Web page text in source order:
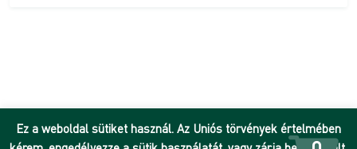
Ez a weboldal sütiket használ. Az Uniós törvények értelmében